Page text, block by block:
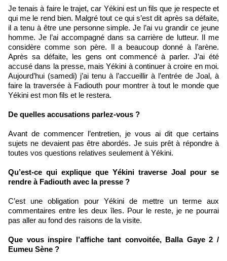
Je tenais à faire le trajet, car Yékini est un fils que je respecte et
qui me le rend bien. Malgré tout ce qui s’est dit après sa défaite,
il a tenu à être une personne simple. Je l’ai vu grandir ce jeune
homme. Je l’ai accompagné dans sa carrière de lutteur. Il me
considère comme son père. Il a beaucoup donné à l’arène.
Après sa défaite, les gens ont commencé à parler. J’ai été
accusé dans la presse, mais Yékini à continuer à croire en moi.
Aujourd’hui (samedi) j’ai tenu à l’accueillir à l’entrée de Joal, à
faire la traversée à Fadiouth pour montrer à tout le monde que
Yékini est mon fils et le restera.
De quelles accusations parlez-vous ?
Avant de commencer l’entretien, je vous ai dit que certains
sujets ne devaient pas être abordés. Je suis prêt à répondre à
toutes vos questions relatives seulement à Yékini.
Qu’est-ce qui explique que Yékini traverse Joal pour se
rendre à Fadiouth avec la presse ?
C’est une obligation pour Yékini de mettre un terme aux
commentaires entre les deux îles. Pour le reste, je ne pourrai
pas aller au fond des raisons de la visite.
Que vous inspire l’affiche tant convoitée, Balla Gaye 2 /
Eumeu Sène ?